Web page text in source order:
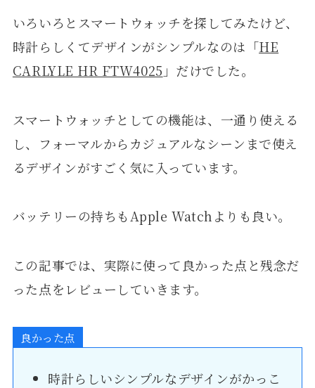
いろいろとスマートウォッチを探してみたけど、
時計らしくてデザインがシンプルなのは「HE
CARLYLE HR FTW4025 」だけでした。
スマートウォッチとしての機能は、一通り使える
し、フォーマルからカジュアルなシーンまで使え
るデザインがすごく気に入っています。
バッテリーの持ちもApple Watchよりも良い。
この記事では、実際に使って良かった点と残念だ
った点をレビューしていきます。
良かった点
時計らしいシンプルなデザインがかっこ